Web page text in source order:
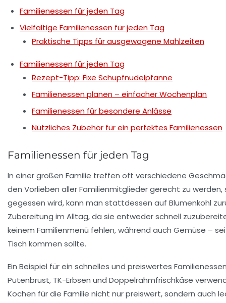
Familienessen für jeden Tag
Vielfältige Familienessen für jeden Tag
Praktische Tipps für ausgewogene Mahlzeiten
Familienessen für jeden Tag
Rezept-Tipp: Fixe Schupfnudelpfanne
Familienessen planen – einfacher Wochenplan
Familienessen für besondere Anlässe
Nützliches Zubehör für ein perfektes Familienessen
Familienessen für jeden Tag
In einer großen Familie treffen oft verschiedene
den Vorlieben aller Familienmitglieder gerecht zu
gegessen wird, kann man stattdessen auf Blumenkohl
Zubereitung im Alltag, da sie entweder schnell
keinem Familienmenü fehlen, während auch Gemüse –
Tisch kommen sollte.
Ein Beispiel für ein schnelles und preiswertes
Putenbrust, TK-Erbsen und Doppelrahmfrischkäse
Kochen für die Familie nicht nurpreiswert, sondern auch